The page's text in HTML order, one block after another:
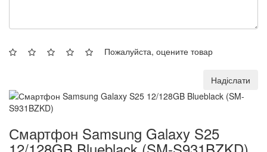
Пожалуйста, оцените товар
Надіслати
Смартфон Samsung Galaxy S25